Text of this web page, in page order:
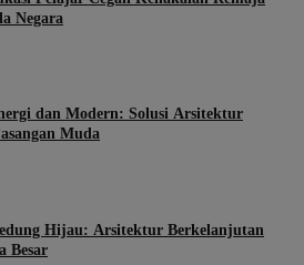
Negara
dan Modern: Solusi Arsitektur
Muda
Hijau: Arsitektur Berkelanjutan
Besar